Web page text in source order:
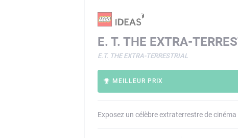
E. T. THE EXTRA-
E.T. THE EXTRA-TERRESTRIAL
MEILLEUR PRIX
Exposez un célèbre extraterrestre de